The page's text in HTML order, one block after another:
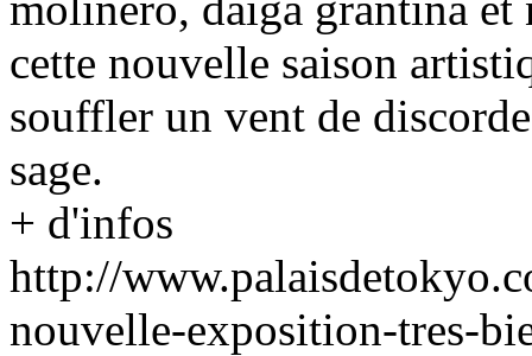
cette nouvelle saison
souffler un vent de
sage.
+ d'infos
http://
nouvelle-exposition-tres-